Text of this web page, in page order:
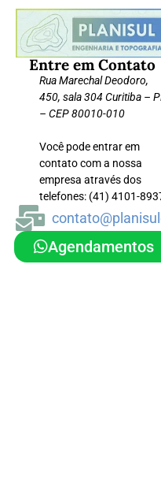
Entre em Contato
Rua Marechal Deodoro,
450, sala 304 Curitiba –
– CEP 80010-010
Você pode entrar em
contato com a nossa
empresa através dos
telefones: (41) 4101-
Agendamentos